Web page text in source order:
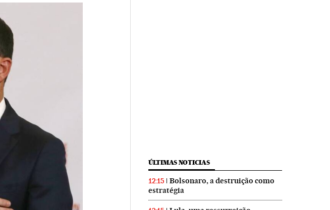
ÚLTIMAS NOTICIAS
12:15
Bolsonaro, a destruição como
estratégia